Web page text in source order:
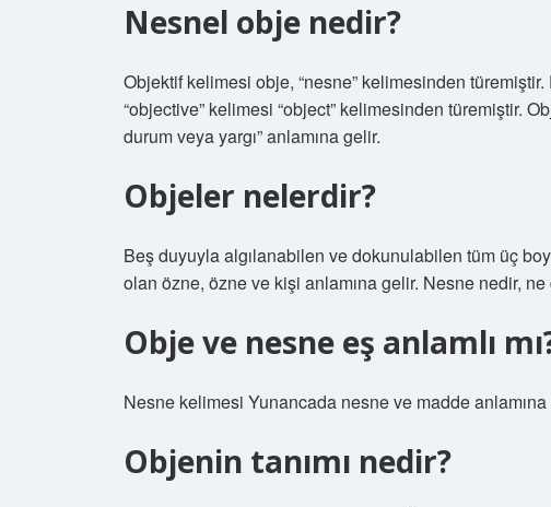
Nesnel obje nedir?
Objektif kelimesi obje, “nesne” kelimesinden türemiştir.
“objective” kelimesi “object” kelimesinden türemiştir.
durum veya yargı” anlamına gelir.
Objeler nelerdir?
Beş duyuyla algılanabilen ve dokunulabilen tüm üç
olan özne, özne ve kişi anlamına gelir. Nesne nedir,
Obje ve nesne eş anlamlı
Nesne kelimesi Yunancada nesne ve madde anlamına
Objenin tanımı nedir?